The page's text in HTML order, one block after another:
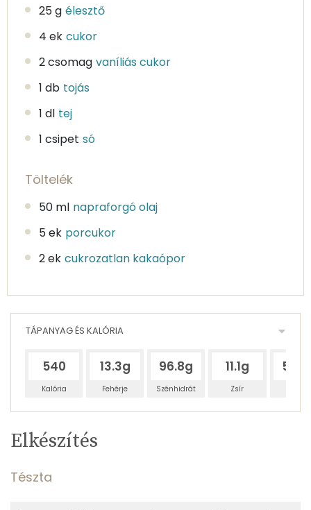
25 g élesztő
4 ek cukor
2 csomag vaníliás cukor
1 db tojás
1 dl tej
1 csipet só
Töltelék
50 ml napraforgó olaj
5 ek porcukor
2 ek cukrozatlan kakaópor
TÁPANYAG ÉS KALÓRIA
540
Kalória
13.3g
Fehérje
96.8g
Szénhidrát
11.1g
Zsír
Egy
adagban
TÁPANYAGTARTALOM
Elkészítés
Tészta